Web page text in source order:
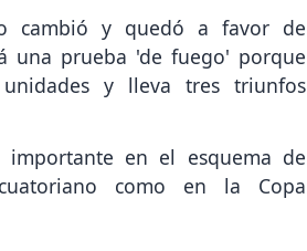
cambió y quedó a favor de
una prueba 'de fuego' porque
y lleva tres triunfos
en el esquema de
como en la Copa